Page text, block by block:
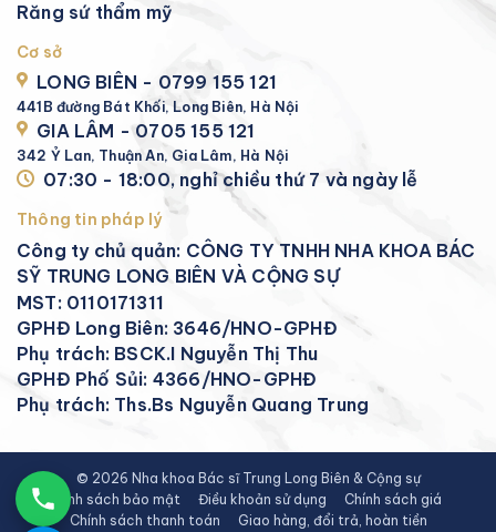
Răng sứ thẩm mỹ
Cơ sở
LONG BIÊN - 0799 155 121
441B đường Bát Khối, Long Biên, Hà Nội
GIA LÂM - 0705 155 121
342 Ỷ Lan, Thuận An, Gia Lâm, Hà Nội
07:30 - 18:00, nghỉ chiều thứ 7 và ngày lễ
Thông tin pháp lý
Công ty chủ quản: CÔNG TY TNHH NHA KHOA BÁC
SỸ TRUNG LONG BIÊN VÀ CỘNG SỰ
MST: 0110171311
GPHĐ Long Biên: 3646/HNO-GPHĐ
Phụ trách: BSCK.I Nguyễn Thị Thu
GPHĐ Phố Sủi: 4366/HNO-GPHĐ
Phụ trách: Ths.Bs Nguyễn Quang Trung
© 2026 Nha khoa Bác sĩ Trung Long Biên & Cộng sự
Chính sách bảo mật
Điều khoản sử dụng
Chính sách giá
Chính sách thanh toán
Giao hàng, đổi trả, hoàn tiền